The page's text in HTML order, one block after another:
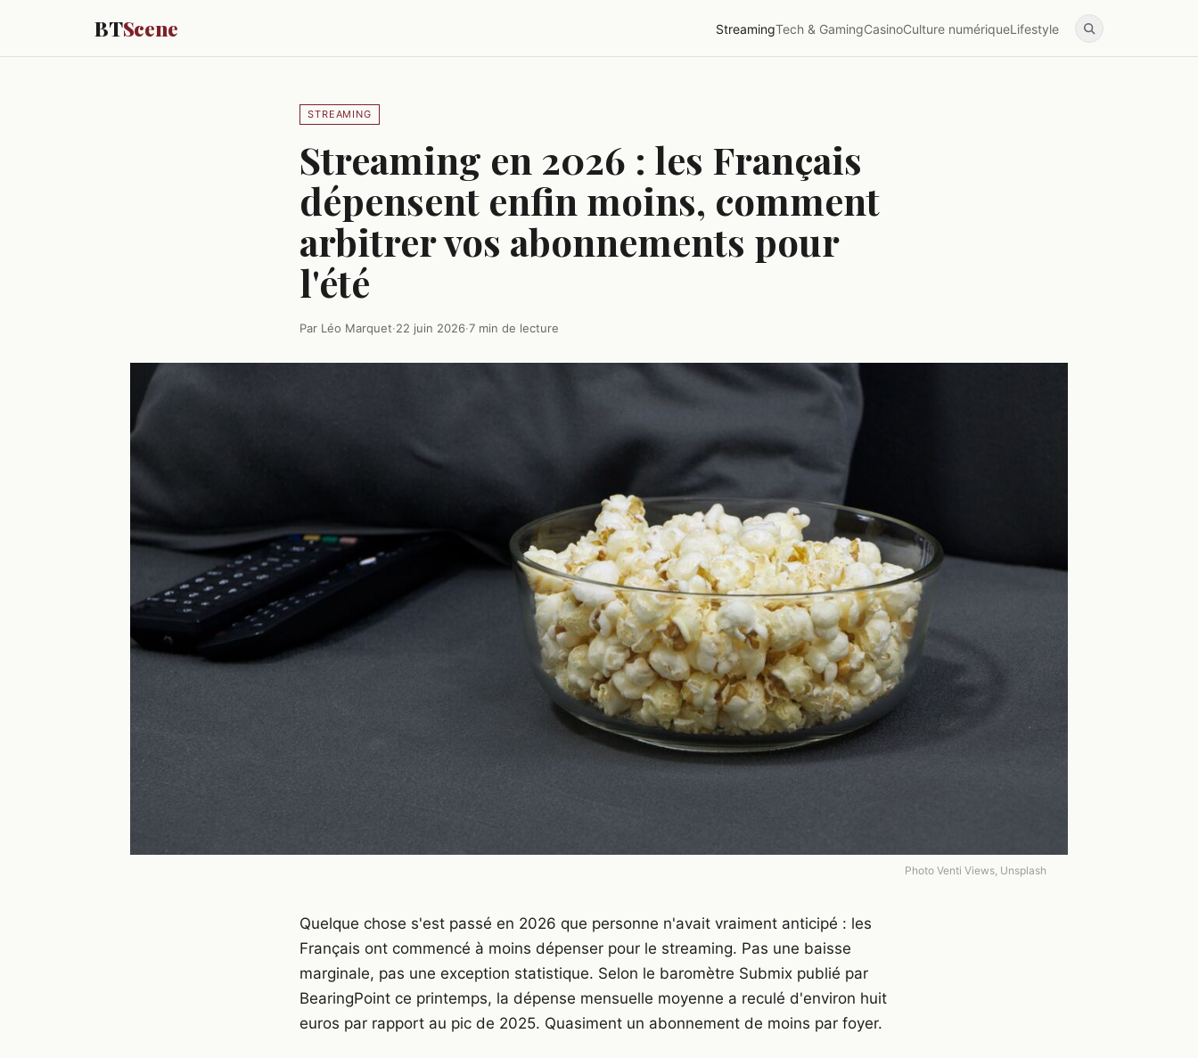
BTScene StreamingTech & GamingCasinoCulture numériqueLifestyle
STREAMING
Streaming en 2026 : les Français
dépensent enfin moins, comment
arbitrer vos abonnements pour
l'été
Par Léo Marquet·22 juin 2026·7 min de lecture
Photo Venti Views, Unsplash
Quelque chose s'est passé en 2026 que personne n'avait vraiment anticipé : les
Français ont commencé à moins dépenser pour le streaming. Pas une baisse
marginale, pas une exception statistique. Selon le baromètre Submix publié par
BearingPoint ce printemps, la dépense mensuelle moyenne a reculé d'environ huit
euros par rapport au pic de 2025. Quasiment un abonnement de moins par foyer.